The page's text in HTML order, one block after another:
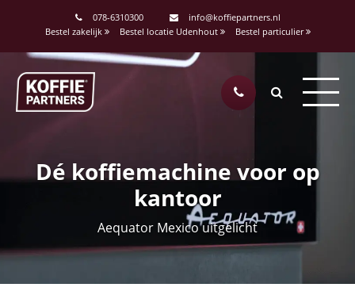
078-6310300
info@koffiepartners.nl
Bestel zakelijk
Bestel locatie Udenhout Bestel particulier
Dé koffiemachine voor op
kantoor
Aequator Mexico uitgelicht